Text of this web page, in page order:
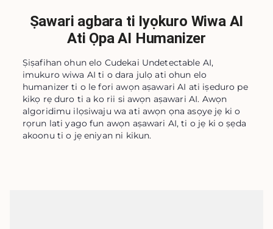
Ṣawari agbara ti Iyọkuro Wiwa AI
Ati Ọpa AI Humanizer
Ṣiṣafihan ohun elo Cudekai Undetectable AI,
imukuro wiwa AI ti o dara julọ ati ohun elo
humanizer ti o le fori awọn aṣawari AI ati iṣeduro pe
kikọ rẹ duro ti a ko rii si awọn aṣawari AI. Awọn
algoridimu ilọsiwaju wa ati awọn ọna asọye jẹ ki o
rọrun lati yago fun awọn aṣawari AI, ti o jẹ ki o ṣẹda
akoonu ti o jẹ eniyan ni kikun.